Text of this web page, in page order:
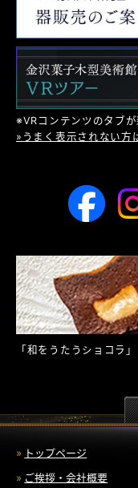
※VRコンテンツのタブ
»うまく表示されない方
「和をうたうショコラ
トップページ
ご挨拶・会社概要